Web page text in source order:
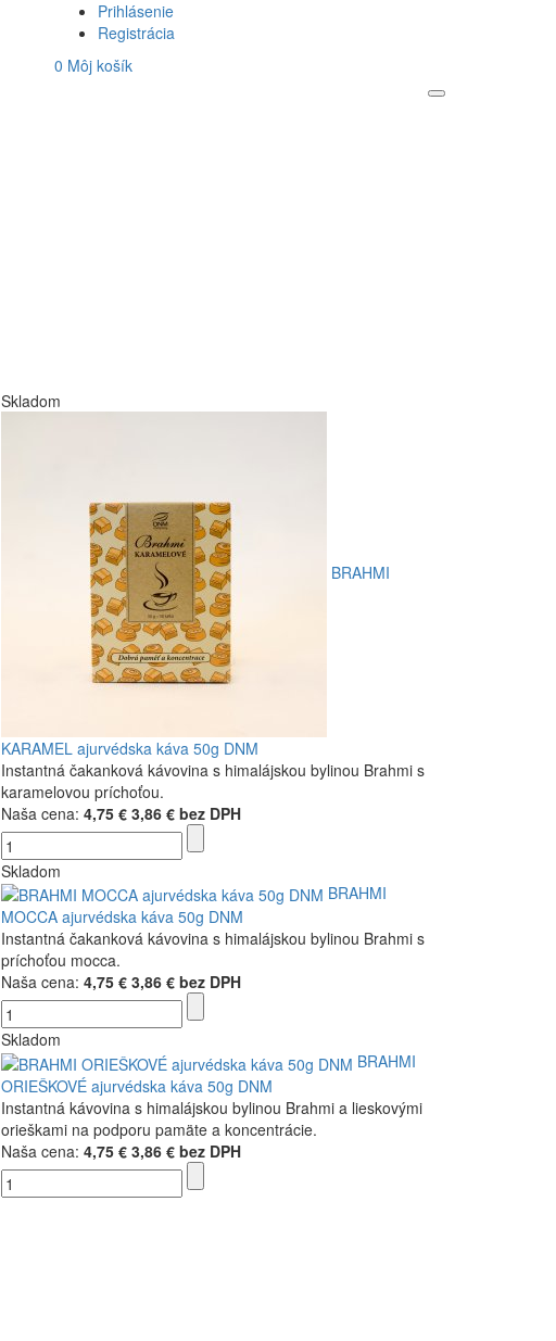
Prihlásenie
Registrácia
0 Môj košík
Skladom
BRAHMI
KARAMEL ajurvédska káva 50g DNM
Instantná čakanková kávovina s himalájskou bylinou Brahmi s
karamelovou príchoťou.
Naša cena:4,75 €3,86 € bez DPH
Skladom
BRAHMI
MOCCA ajurvédska káva 50g DNM
Instantná čakanková kávovina s himalájskou bylinou Brahmi s
príchoťou mocca.
Naša cena:4,75 €3,86 € bez DPH
Skladom
BRAHMI
ORIEŠKOVÉ ajurvédska káva 50g DNM
Instantná kávovina s himalájskou bylinou Brahmi a lieskovými
orieškami na podporu pamäte a koncentrácie.
Naša cena:4,75 €3,86 € bez DPH